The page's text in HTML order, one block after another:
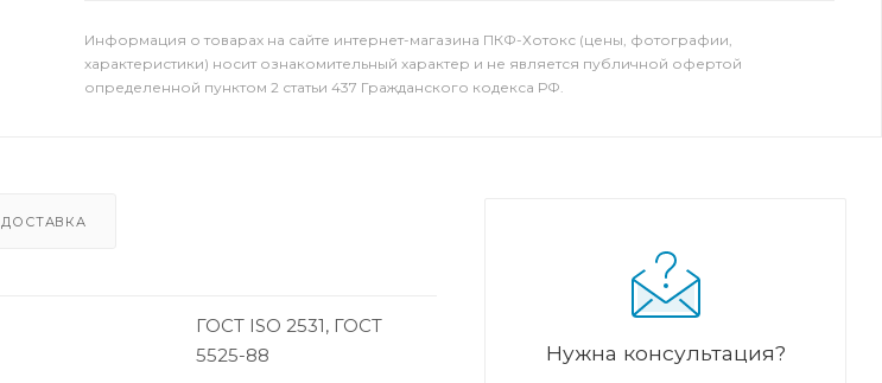
Информация о товарах на сайте интернет-магазина ПКФ-Хотокс (цены, фотографии,
характеристики) носит ознакомительный характер и не является публичной офертой
определенной пунктом 2 статьи 437 Гражданского кодекса РФ.
ДОСТАВКА
ГОСТ ISO 2531, ГОСТ
5525-88
Нужна консультация?